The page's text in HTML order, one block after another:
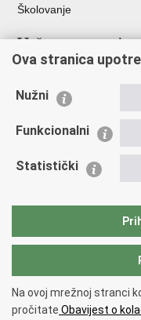
Školovanje
Važne poveznice
Ministarstvo unutarnjih
Udruge
Policijska akademija
Zaklada policijske
Vučetić"
Copyright © 2026 Policijska
Ova stranica
Nužni
Funkcionalni
Statistički
Na ovoj mrežnoj stranci
pročitate Obavijest o